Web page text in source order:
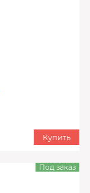
Купить
Под заказ